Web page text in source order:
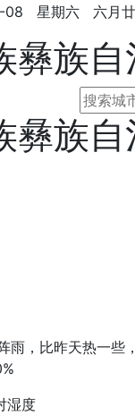
星期六 六月廿
彝族自
彝族自
雨，比昨天热一些
湿度